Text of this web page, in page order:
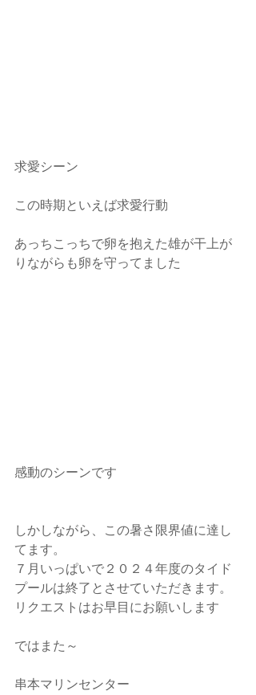
求愛シーン
この時期といえば求愛行動
あっちこっちで卵を抱えた雄が干上が
りながらも卵を守ってました
感動のシーンです
しかしながら、この暑さ限界値に達し
てます。
７月いっぱいで２０２４年度のタイド
プールは終了とさせていただきます。
リクエストはお早目にお願いします
ではまた～
串本マリンセンター